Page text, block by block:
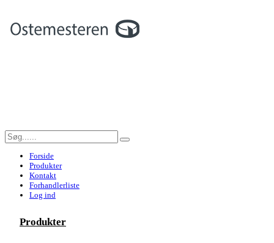
Forside
Produkter
Kontakt
Forhandlerliste
Log ind
Produkter